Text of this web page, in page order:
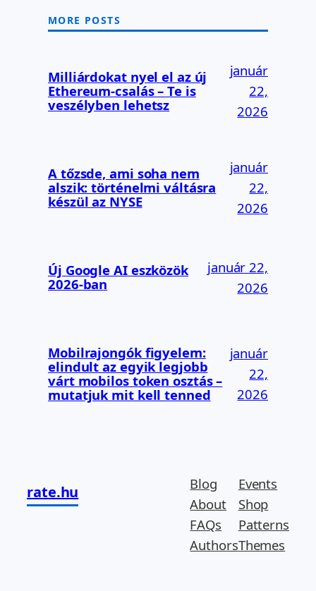
MORE POSTS
Milliárdokat nyel el az új
Ethereum-csalás – Te is
veszélyben lehetsz
január
22,
2026
A tőzsde, ami soha nem
alszik: történelmi váltásra
készül az NYSE
január
22,
2026
Új Google AI eszközök
2026-ban
január 22,
2026
Mobilrajongók figyelem:
elindult az egyik legjobb
várt mobilos token osztás –
mutatjuk mit kell tenned
január
22,
2026
rate.hu
Blog
About
FAQs
Authors
Events
Shop
Patterns
Themes